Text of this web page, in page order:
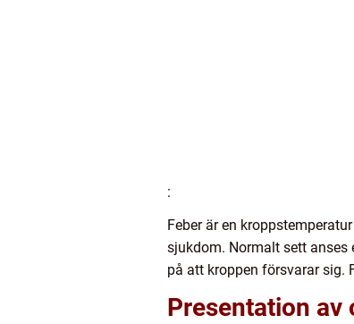
:
Feber är en
sjukdom. Normalt sett anses
på att kroppen försvarar sig.
Presentation av